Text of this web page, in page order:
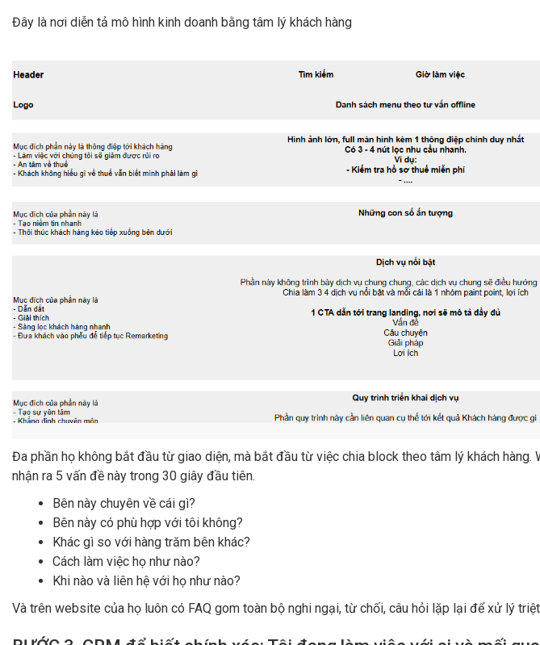
Đây là nơi diễn tả mô hình kinh doanh bằng tâm lý khách hàng
Đa phần họ không bắt đầu từ giao diện, mà bắt đầu từ việc chia block theo tâm lý khách hàng.
nhận ra 5 vấn đề này trong 30 giây đầu tiên.
Bên này chuyên về cái gì?
Bên này có phù hợp với tôi không?
Khác gì so với hàng trăm bên khác?
Cách làm việc họ như nào?
Khi nào và liên hệ với họ như nào?
Và trên website của họ luôn có FAQ gom toàn bộ nghi ngại, từ chối, câu hỏi lặp lại để xử lý